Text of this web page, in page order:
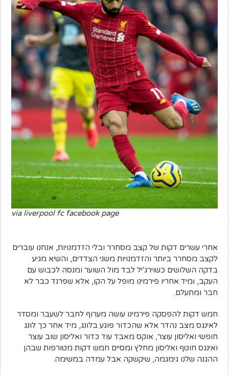
via liverpool fc facebook page
אחרי עשרים דקות של קצב מסחרר ובלי הזדמנויות, אנחנו עוברים
לקצב מסחרר ביותר והזדמנויות משני הצדדים, והשיא מגיע
בדקה השלושים כשוירג'יל לבד מול השוער ומנסה לכבוש עם
העקב, ומיד אחריו פירמינו מופל על הקו, אלא שפרנד כבר לא
חבר ומתעלם.
חמש דקות להפסקה פירמינו עושה מערוף לחבר לשעבר ומסדר
לאינגס מצב נהדר אלא שהכדור פוגע בלונג, מיד אחר כך לונג
חופשי ואליסון עוצר, אוקס מאבד עוד כדור ואליסון שוב עוצר
ואינגס חוטף ואליסון מחלץ ומסיים חמש דקות מטורפות שבהן
ההגנה שלנו גימגמה, שיקשקה אבל עמדה במשימה.